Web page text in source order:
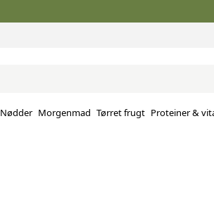
Nødder Morgenmad Tørret frugt Proteiner &